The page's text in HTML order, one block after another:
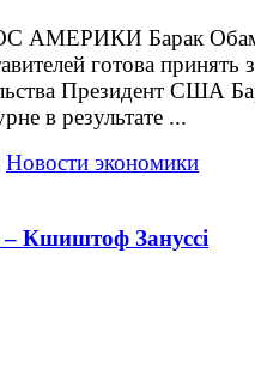
АМЕРИКИ Барак
готова принять
Президент США
в результате ...
Новости экономики
– Кшиштоф Зануссі